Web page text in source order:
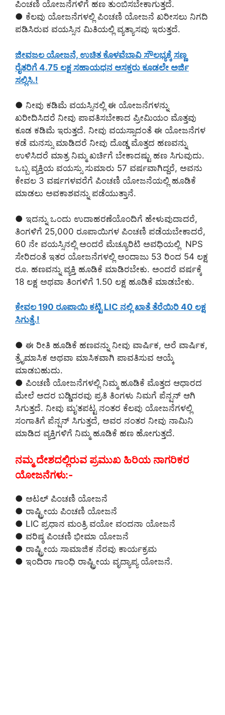
ಪಿಂಚಣಿ ಯೋಜನೆಗಳಿಗೆ ಹಣ ತುಂಬಿಸಬೇಕಾಗುತ್ತದೆ.
● ಕೆಲವು ಯೋಜನೆಗಳಲ್ಲಿ ಪಿಂಚಣಿ ಯೋಜನೆ ಖರೀಸಲು ನಿಗದಿ
ಪಡಿಸಿರುವ ವಯಸ್ಸಿನ ಮಿತಿಯಲ್ಲಿ ವ್ಯತ್ಯಾಸವು ಇರುತ್ತದೆ.
ಜೀವಜಲ ಯೋಜನೆ, ಉಚಿತ ಕೊಳವೆಬಾವಿ ಸೌಲಭ್ಯಕ್ಕೆ ಸಣ್ಣ
ರೈತರಿಗೆ 4.75 ಲಕ್ಷ ಸಹಾಯಧನ ಆಸಕ್ತರು ಕೂಡಲೇ ಅರ್ಜಿ
ಸಲ್ಲಿಸಿ.!
● ನೀವು ಕಡಿಮೆ ವಯಸ್ಸಿನಲ್ಲಿ ಈ ಯೋಜನೆಗಳನ್ನು
ಖರೀದಿಸಿದರೆ ನೀವು ಪಾವತಿಸಬೇಕಾದ ಪ್ರೀಮಿಯಂ ಮೊತ್ತವು
ಕೂಡ ಕಡಿಮೆ ಇರುತ್ತದೆ. ನೀವು ವಯಸ್ಸಾದಂತೆ ಈ ಯೋಜನೆಗಳ
ಕಡೆ ಮನಸ್ಸು ಮಾಡಿದರೆ ನೀವು ದೊಡ್ಡ ಮೊತ್ತದ ಹಣವನ್ನು
ಉಳಿಸಿದರೆ ಮಾತ್ರ ನಿಮ್ಮ ಖರ್ಚಿಗೆ ಬೇಕಾದಷ್ಟು ಹಣ ಸಿಗುವುದು.
ಒಬ್ಬ ವ್ಯಕ್ತಿಯ ವಯಸ್ಸು ಸುಮಾರು 57 ವರ್ಷವಾಗಿದ್ದರೆ, ಅವನು
ಕೇವಲ 3 ವರ್ಷಗಳವರೆಗೆ ಪಿಂಚಣಿ ಯೋಜನೆಯಲ್ಲಿ ಹೂಡಿಕೆ
ಮಾಡಲು ಅವಕಾಶವನ್ನು ಪಡೆಯುತ್ತಾನೆ.
● ಇದನ್ನು ಒಂದು ಉದಾಹರಣೆಯೊಂದಿಗೆ ಹೇಳುವುದಾದರೆ,
ತಿಂಗಳಿಗೆ 25,000 ರೂಪಾಯಿಗಳ ಪಿಂಚಣಿ ಪಡೆಯಬೇಕಾದರೆ,
60 ನೇ ವಯಸ್ಸಿನಲ್ಲಿ ಅಂದರೆ ಮೆಚ್ಯೂರಿಟಿ ಅವಧಿಯಲ್ಲಿ NPS
ಸೇರಿದಂತೆ ಇತರ ಯೋಜನೆಗಳಲ್ಲಿ ಅಂದಾಜು 53 ರಿಂದ 54 ಲಕ್ಷ
ರೂ. ಹಣವನ್ನು ವ್ಯಕ್ತಿ ಹೂಡಿಕೆ ಮಾಡಿರಬೇಕು. ಅಂದರೆ ವರ್ಷಕ್ಕೆ
18 ಲಕ್ಷ ಅಥವಾ ತಿಂಗಳಿಗೆ 1.50 ಲಕ್ಷ ಹೂಡಿಕೆ ಮಾಡಬೇಕು.
ಕೇವಲ 190 ರೂಪಾಯಿ ಕಟ್ಟಿ LIC ನಲ್ಲಿ ಖಾತೆ ತೆರೆಯಿರಿ 40 ಲಕ್ಷ
ಸಿಗುತ್ತೆ.!
● ಈ ರೀತಿ ಹೂಡಿಕೆ ಹಣವನ್ನು ನೀವು ವಾರ್ಷಿಕ, ಅರೆ ವಾರ್ಷಿಕ,
ತ್ರೈಮಾಸಿಕ ಅಥವಾ ಮಾಸಿಕವಾಗಿ ಪಾವತಿಸುವ ಆಯ್ಕೆ
ಮಾಡಬಹುದು.
● ಪಿಂಚಣಿ ಯೋಜನೆಗಳಲ್ಲಿ ನಿಮ್ಮ ಹೂಡಿಕೆ ಮೊತ್ತದ ಆಧಾರದ
ಮೇಲೆ ಅದರ ಬಡ್ಡಿದರವು ಪ್ರತಿ ತಿಂಗಳು ನಿಮಗೆ ಪೆನ್ಷನ್ ಆಗಿ
ಸಿಗುತ್ತದೆ. ನೀವು ಮೃ’ತಪಟ್ಟ ನಂತರ ಕೆಲವು ಯೋಜನೆಗಳಲ್ಲಿ
ಸಂಗಾತಿಗೆ ಪೆನ್ಷನ್ ಸಿಗುತ್ತದೆ, ಅವರ ನಂತರ ನೀವು ನಾಮಿನಿ
ಮಾಡಿದ ವ್ಯಕ್ತಿಗಳಿಗೆ ನಿಮ್ಮ ಹೂಡಿಕೆ ಹಣ ಹೋಗುತ್ತದೆ.
ನಮ್ಮ ದೇಶದಲ್ಲಿರುವ ಪ್ರಮುಖ ಹಿರಿಯ ನಾಗರಿಕರ
ಯೋಜನೆಗಳು:-
● ಅಟಲ್ ಪಿಂಚಣಿ ಯೋಜನೆ
● ರಾಷ್ಟ್ರೀಯ ಪಿಂಚಣಿ ಯೋಜನೆ
● LIC ಪ್ರಧಾನ ಮಂತ್ರಿ ವಯೋ ವಂದನಾ ಯೋಜನೆ
● ವರಿಷ್ಠ ಪಿಂಚಣಿ ಭೀಮಾ ಯೋಜನೆ
● ರಾಷ್ಟ್ರೀಯ ಸಾಮಾಜಿಕ ನೆರವು ಕಾರ್ಯಕ್ರಮ
● ಇಂದಿರಾ ಗಾಂಧಿ ರಾಷ್ಟ್ರೀಯ ವೃದ್ಯಾಪ್ಯ ಯೋಜನೆ.